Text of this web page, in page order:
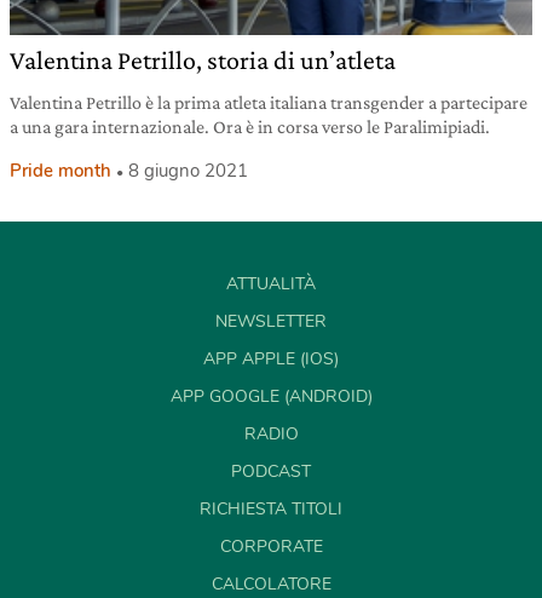
Valentina Petrillo, storia di un’atleta
Valentina Petrillo è la prima atleta italiana transgender a partecipare
a una gara internazionale. Ora è in corsa verso le Paralimipiadi.
Pride month 8 giugno 2021
ATTUALITÀ
NEWSLETTER
APP APPLE (IOS)
APP GOOGLE (ANDROID)
RADIO
PODCAST
RICHIESTA TITOLI
CORPORATE
CALCOLATORE